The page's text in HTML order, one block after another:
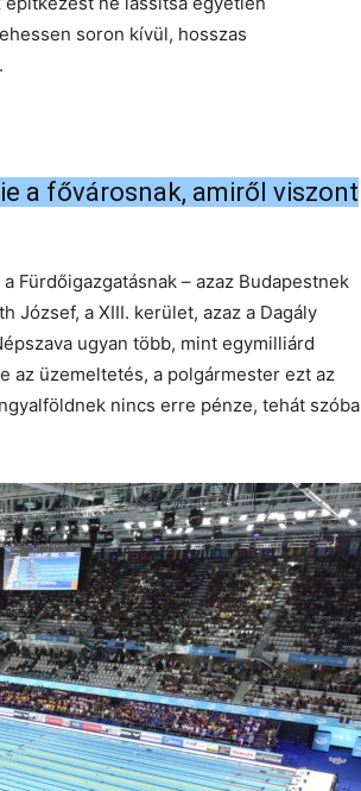
soron kívül, hosszas
a fővárosnak, amiről viszont
Fürdőigazgatásnak – azaz Budapestnek
József, a XIII. kerület, azaz a Dagály
ugyan több, mint egymilliárd
az üzemeltetés, a polgármester ezt az
nincs erre pénze, tehát szóba